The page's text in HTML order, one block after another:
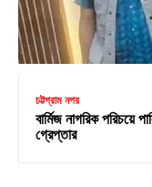
চট্টগ্রাম নগর
বার্মিজ নাগরিক পরিচয়ে
গ্রেপ্তার